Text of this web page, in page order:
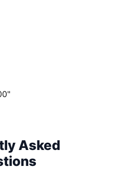
Asked